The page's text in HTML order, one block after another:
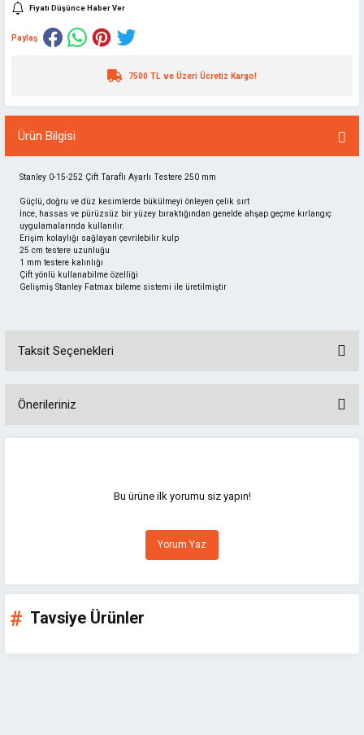
Fiyatı Düşünce Haber Ver
Paylaş
7500 TL ve Üzeri Ücretiz Kargo!
Ürün Bilgisi
Stanley 0-15-252 Çift Taraflı Ayarlı Testere 250 mm
Güçlü, doğru ve düz kesimlerde bükülmeyi önleyen çelik sırt
İnce, hassas ve pürüzsüz bir yüzey bıraktığından genelde ahşap geçme kırlangıç
uygulamalarında kullanılır.
Erişim kolaylığı sağlayan çevrilebilir kulp
25 cm testere uzunluğu
1 mm testere kalınlığı
Çift yönlü kullanabilme özelliği
Gelişmiş Stanley Fatmax bileme sistemi ile üretilmiştir
Taksit Seçenekleri
Önerileriniz
Görüş ve önerileriniz için teşekkür ederiz.
Ürün resmi kalitesiz, bozuk veya görüntülenemiyor.
Ürün açıklamasında eksik bilgiler bulunuyor.
Bu ürüne benzer farklı alternatifler olmalı.
Bu ürüne ilk yorumu siz yapın!
Yorum Yaz
Tavsiye Ürünler